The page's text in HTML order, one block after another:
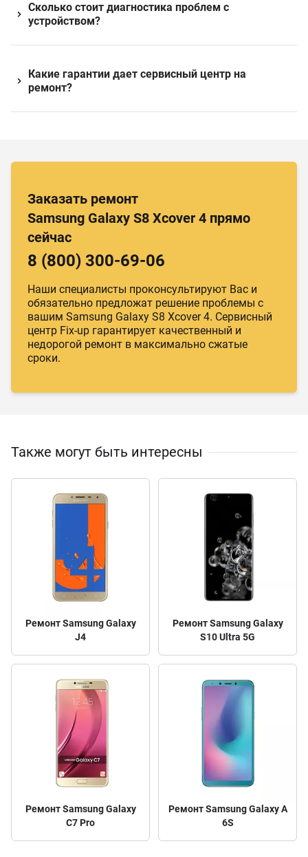
Сколько стоит диагностика проблем с
устройством?
Какие гарантии дает сервисный центр на
ремонт?
Заказать ремонт
Samsung Galaxy S8 Xcover 4 прямо
сейчас
8 (800) 300-69-06
Наши специалисты проконсультируют Вас и
обязательно предложат решение проблемы с
вашим Samsung Galaxy S8 Xcover 4. Сервисный
центр Fix-up гарантирует качественный и
недорогой ремонт в максимально сжатые
сроки.
Также могут быть интересны
Ремонт Samsung Galaxy
J4
Ремонт Samsung Galaxy
S10 Ultra 5G
Ремонт Samsung Galaxy
C7 Pro
Ремонт Samsung Galaxy A
6S